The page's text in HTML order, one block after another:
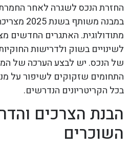
החזרת הנכס לשגרה לאחר
במבנה
מתודולוגית. האתגרים החדשים
לשינויים בשוק ולדרישות
של הנכס. יש לבצע הערכה של
התחומים שזקוקים לשיפור על
בכל הקריטריונים הנדרשים.
הבנת הצרכים
השוכרים